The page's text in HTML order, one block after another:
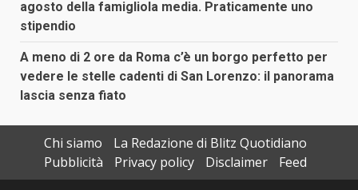
agosto della famigliola media. Praticamente uno
stipendio
A meno di 2 ore da Roma c’è un borgo perfetto per
vedere le stelle cadenti di San Lorenzo: il panorama
lascia senza fiato
Chi siamo
La Redazione di Blitz Quotidiano
Pubblicità
Privacy policy Disclaimer
Feed